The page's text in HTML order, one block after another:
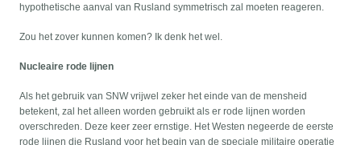
hypothetische aanval van Rusland symmetrisch zal moeten reageren.
Zou het zover kunnen komen? Ik denk het wel.
Nucleaire rode lijnen
Als het gebruik van SNW vrijwel zeker het einde van de mensheid
betekent, zal het alleen worden gebruikt als er rode lijnen worden
overschreden. Deze keer zeer ernstige. Het Westen negeerde de eerste
rode lijnen die Rusland voor het begin van de speciale militaire operatie